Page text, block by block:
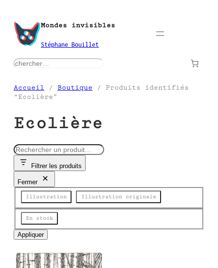
contenu
Mondes invisibles
Stéphane Bouillet
rechercher
Accueil / Boutique / Produits identifiés
“Ecolière”
Ecolière
R
e
e
Filtrer les produits
Fermer
Catégorie
Illustration Illustration originale
État
En stock
Appliquer